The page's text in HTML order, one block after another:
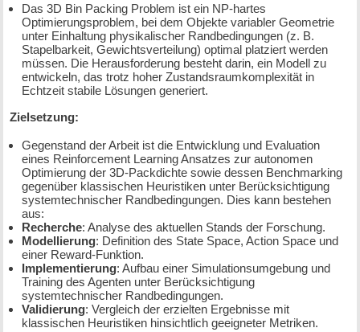
Das 3D Bin Packing Problem ist ein NP-hartes
Optimierungsproblem, bei dem Objekte variabler Geometrie
unter Einhaltung physikalischer Randbedingungen (z. B.
Stapelbarkeit, Gewichtsverteilung) optimal platziert werden
müssen. Die Herausforderung besteht darin, ein Modell zu
entwickeln, das trotz hoher Zustandsraumkomplexität in
Echtzeit stabile Lösungen generiert.
Zielsetzung:
Gegenstand der Arbeit ist die Entwicklung und Evaluation
eines Reinforcement Learning Ansatzes zur autonomen
Optimierung der 3D-Packdichte sowie dessen Benchmarking
gegenüber klassischen Heuristiken unter Berücksichtigung
systemtechnischer Randbedingungen. Dies kann bestehen
aus:
Recherche: Analyse des aktuellen Stands der Forschung.
Modellierung: Definition des State Space, Action Space und
einer Reward-Funktion.
Implementierung: Aufbau einer Simulationsumgebung und
Training des Agenten unter Berücksichtigung
systemtechnischer Randbedingungen.
Validierung: Vergleich der erzielten Ergebnisse mit
klassischen Heuristiken hinsichtlich geeigneter Metriken.